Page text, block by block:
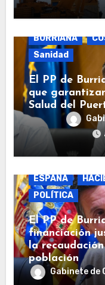
BURRIANA
Sanidad
El PP de
que
Salud del
ESPAÑA
POLÍTICA
El PP de
financiación
la
población
Gabinete de